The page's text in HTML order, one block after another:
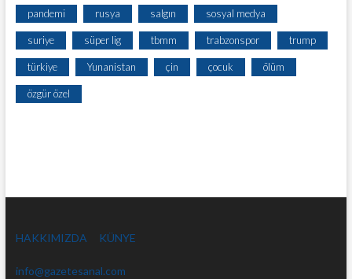
pandemi rusya salgın sosyal medya
suriye süper lig tbmm trabzonspor trump
türkiye Yunanistan çin çocuk ölüm
özgür özel
HAKKIMIZDA KÜNYE
info@gazetesanal.com